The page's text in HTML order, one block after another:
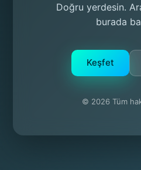
Doğru yerdesin.
burada
Keşfet
© 2026 Tüm